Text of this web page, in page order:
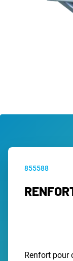
855588
Renfort pour